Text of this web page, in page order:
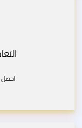
احصل